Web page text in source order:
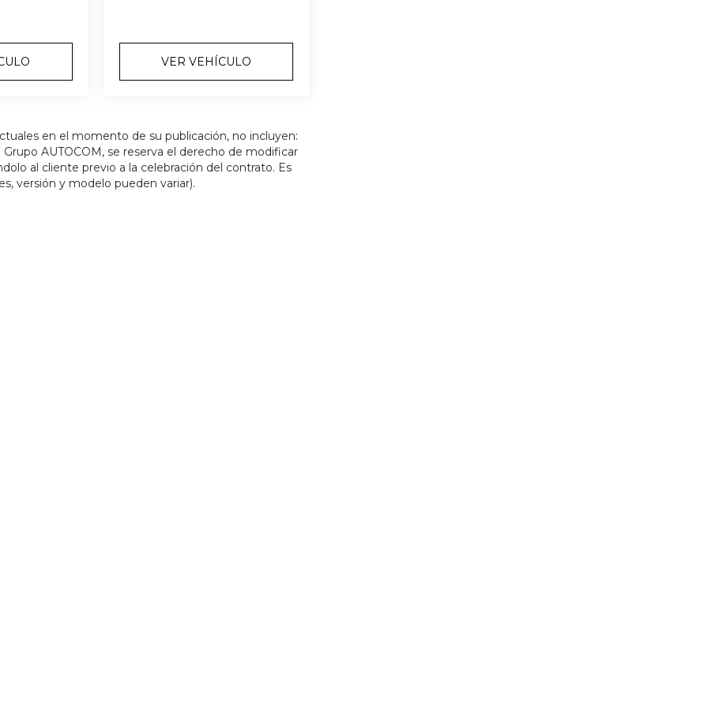
VER VEHÍCULO
en el momento de su publicación, no incluyen:
AUTOCOM, se reserva el derecho de modificar
al cliente previo a la celebración del contrato. Es
versión y modelo pueden variar).